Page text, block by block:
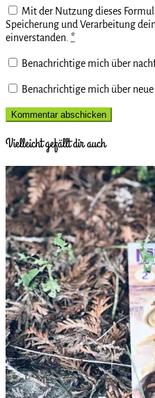
Mit der Nutzung dieses
Speicherung und Verarbeitung
einverstanden. *
Benachrichtige mich über
Benachrichtige mich über neue
Vielleicht gefällt dir auch